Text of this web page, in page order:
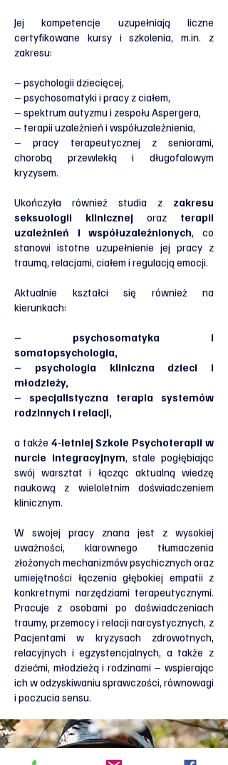
Jej kompetencje uzupełniają liczne
certyfikowane kursy i szkolenia, m.in. z
zakresu:
– psychologii dziecięcej,
– psychosomatyki i pracy z ciałem,
– spektrum autyzmu i zespołu Aspergera,
– terapii uzależnień i współuzależnienia,
– pracy terapeutycznej z seniorami,
chorobą przewlekłą i długofalowym
kryzysem.
Ukończyła również studia z zakresu
seksuologii klinicznej oraz terapii
uzależnień i współuzależnionych, co
stanowi istotne uzupełnienie jej pracy z
traumą, relacjami, ciałem i regulacją emocji.
Aktualnie kształci się również na
kierunkach:
– psychosomatyka i
somatopsychologia,
– psychologia kliniczna dzieci i
młodzieży,
– specjalistyczna terapia systemów
rodzinnych i relacji,
a także 4-letniej Szkole Psychoterapii w
nurcie integracyjnym, stale pogłębiając
swój warsztat i łącząc aktualną wiedzę
naukową z wieloletnim doświadczeniem
klinicznym.
W swojej pracy znana jest z wysokiej
uważności, klarownego tłumaczenia
złożonych mechanizmów psychicznych oraz
umiejętności łączenia głębokiej empatii z
konkretnymi narzędziami terapeutycznymi.
Pracuje z osobami po doświadczeniach
traumy, przemocy i relacji narcystycznych, z
Pacjentami w kryzysach zdrowotnych,
relacyjnych i egzystencjalnych, a także z
dziećmi, młodzieżą i rodzinami – wspierając
ich w odzyskiwaniu sprawczości, równowagi
i poczucia sensu.